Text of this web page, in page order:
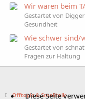
Wir waren beim
Gestartet von Digger
Gesundheit
Wie schwer sind/
Gestartet von
Fragen zur Haltung
Offtopic & Smalltalk
Diese Seite